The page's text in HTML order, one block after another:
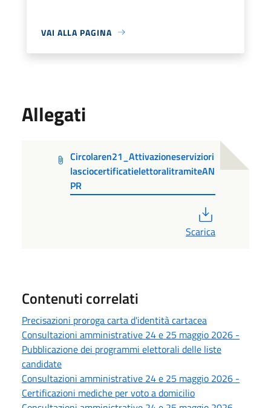
VAI ALLA PAGINA
Allegati
Circolaren21_Attivazioneserviziori
lasciocertificatielettoralitramiteAN
PR
Scarica
Contenuti correlati
Precisazioni proroga carta d'identità cartacea
Consultazioni amministrative 24 e 25 maggio 2026 -
Pubblicazione dei programmi elettorali delle liste
candidate
Consultazioni amministrative 24 e 25 maggio 2026 -
Certificazioni mediche per voto a domicilio